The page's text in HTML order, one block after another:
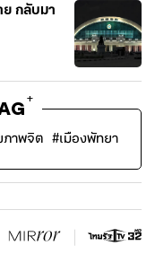
ย กลับมา
+
าพจิต #เมืองพัทยา